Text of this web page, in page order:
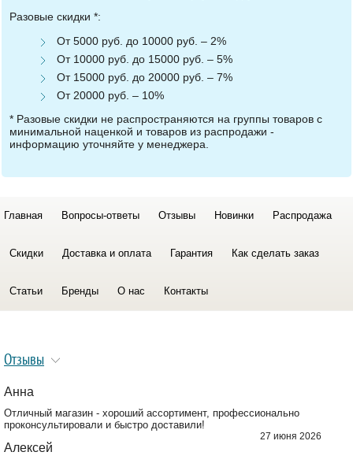
Разовые скидки *:
От 5000 руб. до 10000 руб. – 2%
От 10000 руб. до 15000 руб. – 5%
От 15000 руб. до 20000 руб. – 7%
От 20000 руб. – 10%
* Разовые скидки не распространяются на группы товаров с
минимальной наценкой и товаров из распродажи -
информацию уточняйте у менеджера.
Главная Вопросы-ответы Отзывы Новинки Распродажа
Скидки Доставка и оплата Гарантия Как сделать заказ
Статьи Бренды О нас Контакты
Отзывы
Анна
Отличный магазин - хороший ассортимент, профессионально
проконсультировали и быстро доставили!
27 июня 2026
Алексей